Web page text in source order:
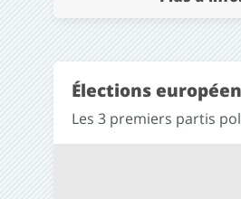
Élections
Les 3 premiers partis